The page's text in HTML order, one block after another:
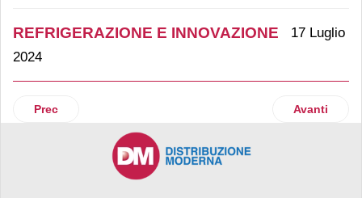
REFRIGERAZIONE E INNOVAZIONE
17 Luglio
2024
Articolo precedente: Surgelati: nel 2023 superata la soglia
Prec Articolo
Avanti